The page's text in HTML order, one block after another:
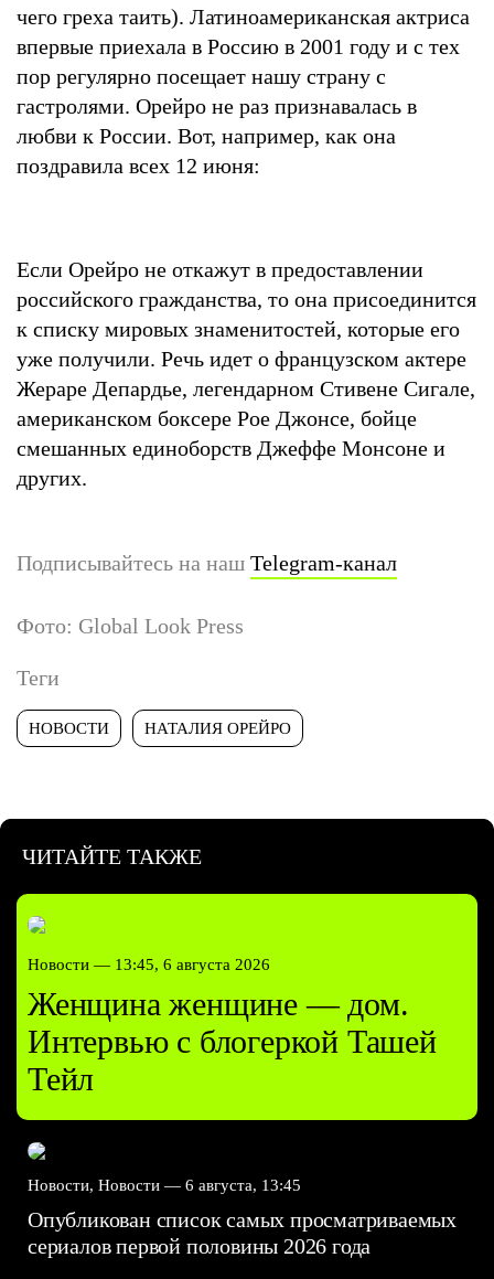
чего греха таить). Латиноамериканская актриса
впервые приехала в Россию в 2001 году и с тех
пор регулярно посещает нашу страну с
гастролями. Орейро не раз признавалась в
любви к России. Вот, например, как она
поздравила всех 12 июня:
Если Орейро не откажут в предоставлении
российского гражданства, то она присоединится
к списку мировых знаменитостей, которые его
уже получили. Речь идет о французском актере
Жераре Депардье, легендарном Стивене Сигале,
американском боксере Рое Джонсе, бойце
смешанных единоборств Джеффе Монсоне и
других.
Подписывайтесь на наш Telegram-канал
Фото: Global Look Press
Теги
НОВОСТИ НАТАЛИЯ ОРЕЙРО
ЧИТАЙТЕ ТАКЖЕ
Новости — 13:45, 6 августа 2026
Женщина женщине — дом.
Интервью с блогеркой Ташей
Тейл
Новости, Новости — 6 августа, 13:45
Опубликован список самых просматриваемых
сериалов первой половины 2026 года